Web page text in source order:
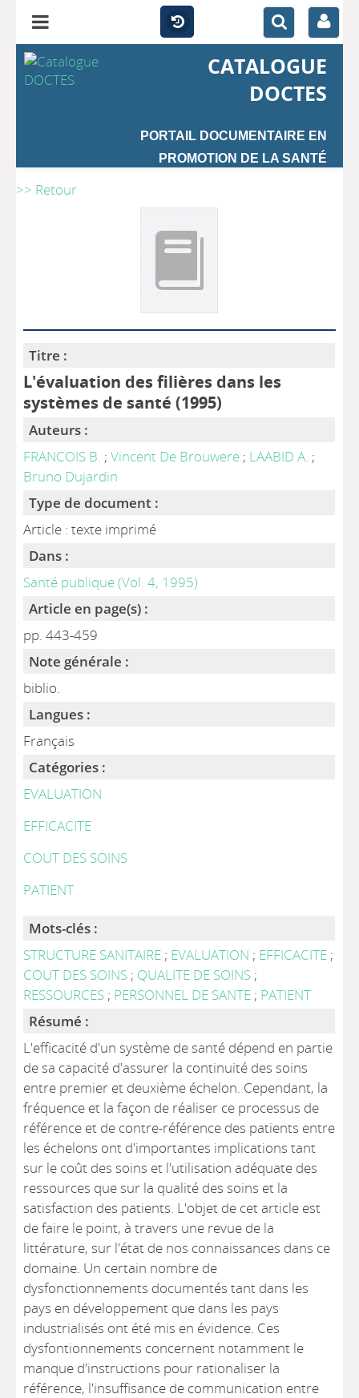
CATALOGUE
DOCTES
PORTAIL DOCUMENTAIRE EN
PROMOTION DE LA SANTÉ
>> Retour
Titre :
L'évaluation des filières dans les
systèmes de santé (1995)
Auteurs :
FRANCOIS B. ;Vincent De Brouwere ; LAABID A. ;
Bruno Dujardin
Type de document :
Article : texte imprimé
Dans :
Santé publique (Vol. 4, 1995)
Article en page(s) :
pp. 443-459
Note générale :
biblio.
Langues :
Français
Catégories :
EVALUATION
EFFICACITE
COUT DES SOINS
PATIENT
Mots-clés :
STRUCTURE SANITAIRE ; EVALUATION ; EFFICACITE ;
COUT DES SOINS ; QUALITE DE SOINS ;
RESSOURCES ; PERSONNEL DE SANTE ; PATIENT
Résumé :
L'efficacité d'un système de santé dépend en partie
de sa capacité d'assurer la continuité des soins
entre premier et deuxième échelon. Cependant, la
fréquence et la façon de réaliser ce processus de
référence et de contre-référence des patients entre
les échelons ont d'importantes implications tant
sur le coût des soins et l'utilisation adéquate des
ressources que sur la qualité des soins et la
satisfaction des patients. L'objet de cet article est
de faire le point, à travers une revue de la
littérature, sur l'état de nos connaissances dans ce
domaine. Un certain nombre de
dysfonctionnements documentés tant dans les
pays en développement que dans les pays
industrialisés ont été mis en évidence. Ces
dysfontionnements concernent notamment le
manque d'instructions pour rationaliser la
référence, l'insuffisance de communication entre